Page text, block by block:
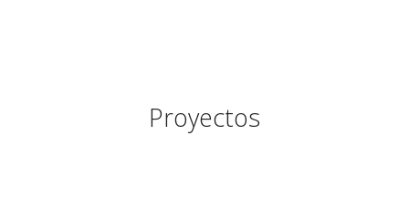
Proyectos